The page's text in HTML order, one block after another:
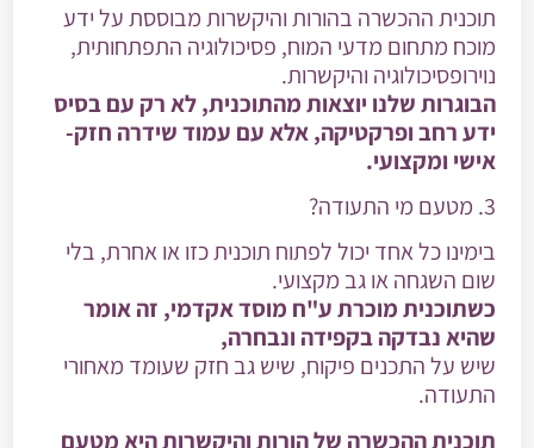
תוכנית ההכשרה בהורות והיקשרות מבוססת על ידע
מוכח מתחום מדעי המוח, פסיכולוגיה התפתחותית,
נוירופסיכולוגיה והיקשרות.
הבוגרות שלנו יוצאות מהתוכנית, לא רק עם בסיס
ידע רחב ופרקטיקה, אלא עם עמוד שידרה חזק-
אישי ומקצועי.
3. מטעם מי התעודה?
בימינו כל אחד יכול לפתוח תוכנית כזו או אחרת, בלי
שום השגחה או גב מקצועי.
כשתוכנית מוכרת ע"ח מוסד אקדמי, זה אומר
שהיא נבדקה בקפידה ונבחרה,
שיש על התכנים פיקוח, שיש גב חזק שעומד מאחורי
התעודה.
תוכנית ההכשרה של הורות והיקשרות היא מטעם